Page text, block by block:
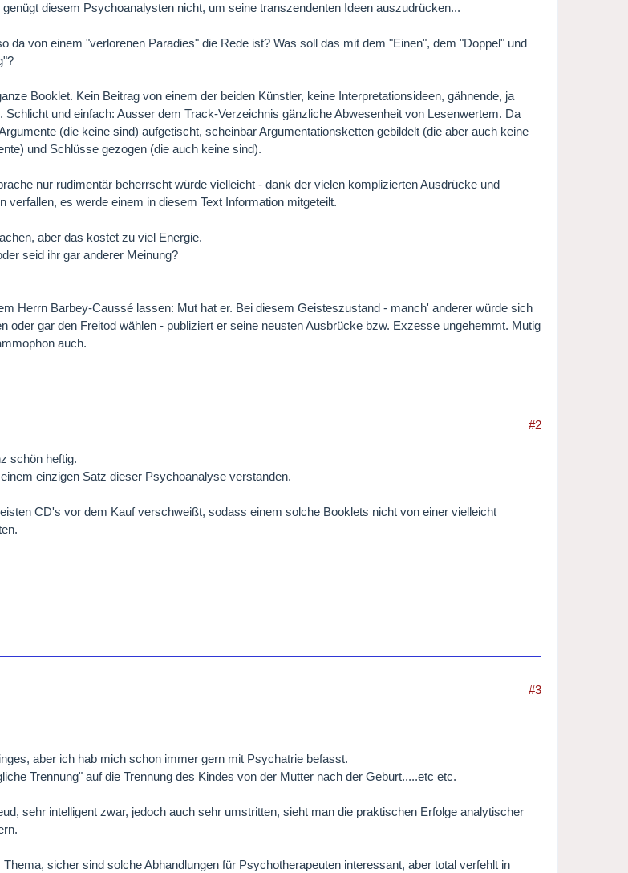
diesem Psychoanalysten nicht, um seine transzendenten Ideen auszudrücken...
da von einem "verlorenen Paradies" die Rede ist? Was soll das mit dem "Einen", dem "Doppel" und
Booklet. Kein Beitrag von einem der beiden Künstler, keine Interpretationsideen, gähnende, ja
Schlicht und einfach: Ausser dem Track-Verzeichnis gänzliche Abwesenheit von Lesenwertem. Da
(die keine sind) aufgetischt, scheinbar Argumentationsketten gebildelt (die aber auch keine
und Schlüsse gezogen (die auch keine sind).
nur rudimentär beherrscht würde vielleicht - dank der vielen komplizierten Ausdrücke und
verfallen, es werde einem in diesem Text Information mitgeteilt.
aber das kostet zu viel Energie.
seid ihr gar anderer Meinung?
Herrn Barbey-Caussé lassen: Mut hat er. Bei diesem Geisteszustand - manch' anderer würde sich
oder gar den Freitod wählen - publiziert er seine neusten Ausbrücke bzw. Exzesse ungehemmt. Mutig
auch.
#2
schön heftig.
einzigen Satz dieser Psychoanalyse verstanden.
CD's vor dem Kauf verschweißt, sodass einem solche Booklets nicht von einer vielleicht
#3
aber ich hab mich schon immer gern mit Psychatrie befasst.
Trennung" auf die Trennung des Kindes von der Mutter nach der Geburt.....etc etc.
sehr intelligent zwar, jedoch auch sehr umstritten, sieht man die praktischen Erfolge analytischer
sicher sind solche Abhandlungen für Psychotherapeuten interessant, aber total verfehlt in